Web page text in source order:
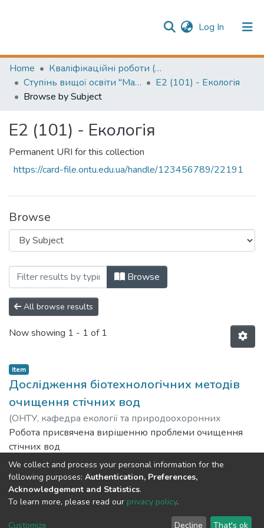
Log In (current)
Communities & Collections
All of Repository
Publication information
Home
Кваліфікаційні роботи (Graduation projects)
Ступінь вищої освіти "Магістр" (Higher education degree "Master")
E2 (101) - Екологія
Browse by Subject
E2 (101) - Екологія
Permanent URI for this collection
https://card-file.ontu.edu.ua/handle/123456789/22191
Browse
Browsing E2 (101) - Екологія by
Browse
All browse results
Now showing 1 - 1 of 1
Item
Дослідження біотехнологічних методів
очищення стічних вод
(ОНТУ, кафедра екології та природоохоронних
технологій,2022)Ткаченко, Анастасія
Робота присвячена вирішенню проблеми очищення
стічних вод
м’ясопереробного підприємства, шляхом
запровадження унікальної
технології з використанням ректорів-UASB і його
удосконалення, шляхом
додавання цеолітної добавки, для збільшення
Show more
DSpace software copyright © 2002-2026 LYRASIS
We collect and process your personal information for the
following purposes: Authentication, Preferences,
Acknowledgement and Statistics.
To learn more, please read our privacy policy.
Customize Decline That's ok